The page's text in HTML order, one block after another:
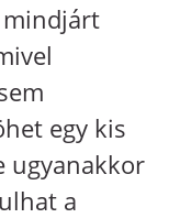
mindjárt
egy kis
ugyanakkor
a